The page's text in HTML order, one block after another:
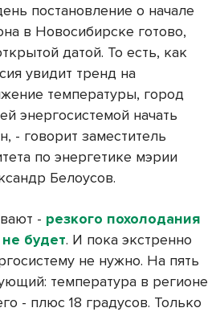
постановление о начале
в Новосибирске готово,
датой. То есть, как
увидит тренд на
температуры, город
энергосистемой начать
- говорит заместитель
по энергетике мэрии
Белоусов.
- резкого похолодания
будет. И пока экстренно
не нужно. На пять
температура в регионе
- плюс 18 градусов. Только